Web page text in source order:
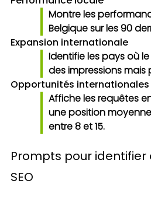
Montre les
Belgique sur les 90
Expansion internationale
Identifie les pays où
des impressions mais
Opportunités internationales
Affiche les requêtes
une position
entre 8 et 15.
Prompts pour
SEO